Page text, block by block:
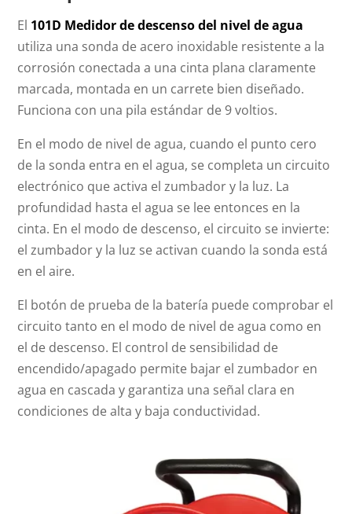
El 101D Medidor de descenso del nivel de agua
utiliza una sonda de acero inoxidable resistente a la
corrosión conectada a una cinta plana claramente
marcada, montada en un carrete bien diseñado.
Funciona con una pila estándar de 9 voltios.
En el modo de nivel de agua, cuando el punto cero
de la sonda entra en el agua, se completa un circuito
electrónico que activa el zumbador y la luz. La
profundidad hasta el agua se lee entonces en la
cinta. En el modo de descenso, el circuito se invierte:
el zumbador y la luz se activan cuando la sonda está
en el aire.
El botón de prueba de la batería puede comprobar el
circuito tanto en el modo de nivel de agua como en
el de descenso. El control de sensibilidad de
encendido/apagado permite bajar el zumbador en
agua en cascada y garantiza una señal clara en
condiciones de alta y baja conductividad.